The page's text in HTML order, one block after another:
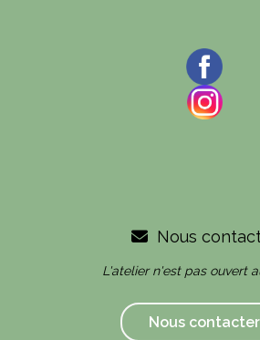
Nous
L'atelier n'est pas ouvert
Nous contacter